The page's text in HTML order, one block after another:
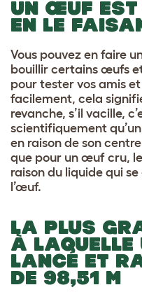
UN ŒUF EST
EN LE
Vous pouvez en faire
bouillir certains œufs
pour tester vos amis
facilement, cela
revanche, s’il vacille,
scientifiquement
en raison de son
que pour un œuf cru,
raison du liquide qui
l’œuf.
LA PLUS
À
LANCÉ ET
DE 98,51 M